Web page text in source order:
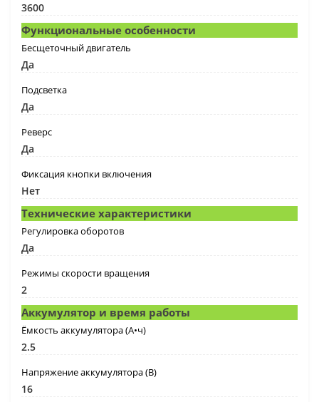
3600
Функциональные особенности
Бесщеточный двигатель
Да
Подсветка
Да
Реверс
Да
Фиксация кнопки включения
Нет
Технические характеристики
Регулировка оборотов
Да
Режимы скорости вращения
2
Аккумулятор и время работы
Ёмкость аккумулятора (А•ч)
2.5
Напряжение аккумулятора (В)
16